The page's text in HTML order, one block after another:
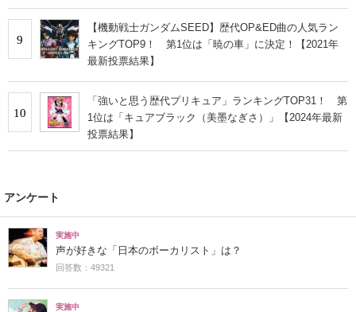
9
【機動戦士ガンダムSEED】歴代OP&ED曲の人気ラン
キングTOP9！ 第1位は「暁の車」に決定！【2021年
最新投票結果】
10
「強いと思う歴代プリキュア」ランキングTOP31！ 第
1位は「キュアブラック（美墨なぎさ）」【2024年最新
投票結果】
アンケート
実施中
声が好きな「日本のボーカリスト」は？
回答数：49321
実施中